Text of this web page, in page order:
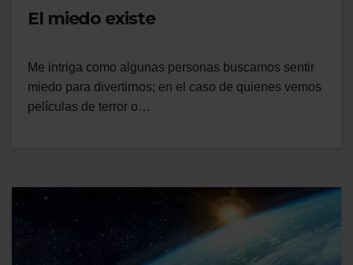
El miedo existe
Me intriga como algunas personas buscamos sentir
miedo para divertirnos; en el caso de quienes vemos
películas de terror o…